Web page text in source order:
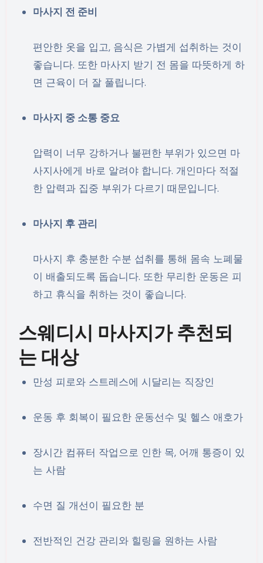
마사지 전 준비
편안한 옷을 입고, 음식은 가볍게 섭취하는 것이
좋습니다. 또한 마사지 받기 전 몸을 따뜻하게 하
면 근육이 더 잘 풀립니다.
마사지 중 소통 중요
압력이 너무 강하거나 불편한 부위가 있으면 마
사지사에게 바로 알려야 합니다. 개인마다 적절
한 압력과 집중 부위가 다르기 때문입니다.
마사지 후 관리
마사지 후 충분한 수분 섭취를 통해 몸속 노폐물
이 배출되도록 돕습니다. 또한 무리한 운동은 피
하고 휴식을 취하는 것이 좋습니다.
스웨디시 마사지가 추천되
는 대상
만성 피로와 스트레스에 시달리는 직장인
운동 후 회복이 필요한 운동선수 및 헬스 애호가
장시간 컴퓨터 작업으로 인한 목, 어깨 통증이 있
는 사람
수면 질 개선이 필요한 분
전반적인 건강 관리와 힐링을 원하는 사람